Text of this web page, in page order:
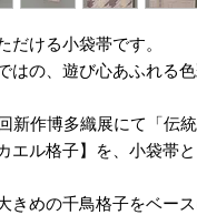
だける小袋帯です。
はの、遊び心あふれる
新作博多織展にて「伝
エル格子】を、小袋帯
きめの千鳥格子をベー